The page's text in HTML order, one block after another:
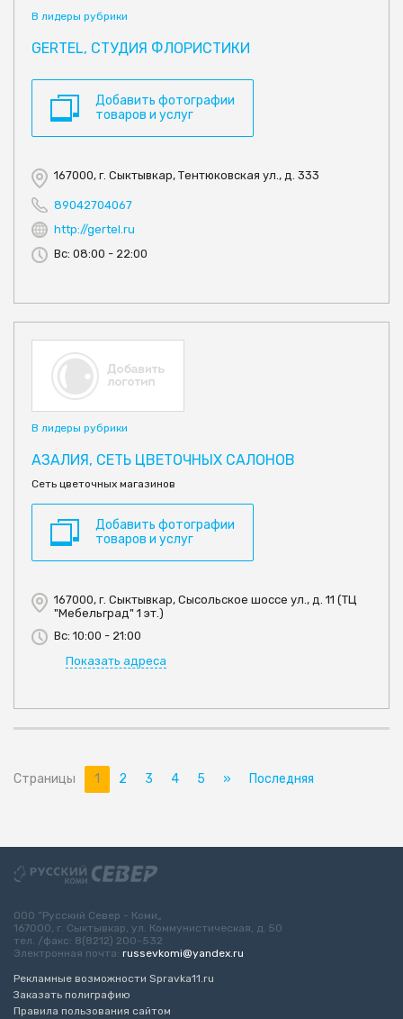
В лидеры рубрики
GERTEL, СТУДИЯ ФЛОРИСТИКИ
Добавить фотографии
товаров и услуг
167000, г. Сыктывкар, Тентюковская ул., д. 333
89042704067
http://gertel.ru
Вс: 08:00 - 22:00
В лидеры рубрики
АЗАЛИЯ, СЕТЬ ЦВЕТОЧНЫХ САЛОНОВ
Сеть цветочных магазинов
Добавить фотографии
товаров и услуг
167000, г. Сыктывкар, Сысольское шоссе ул., д. 11 (ТЦ
"Мебельград" 1 эт.)
Вс: 10:00 - 21:00
Показать адреса
Страницы 1 2 3 4 5 » Последняя
ООО “Русский Север - Коми„
167000, г. Сыктывкар, ул. Коммунистическая, д. 50
тел. /факс: 8(8212) 200-532
Электронная почта: russevkomi@yandex.ru
Рекламные возможности Spravka11.ru
Заказать полиграфию
Правила пользования сайтом